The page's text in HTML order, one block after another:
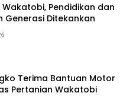
Wakatobi, Pendidikan dan
Generasi Ditekankan
Terima Bantuan Motor
Pertanian Wakatobi